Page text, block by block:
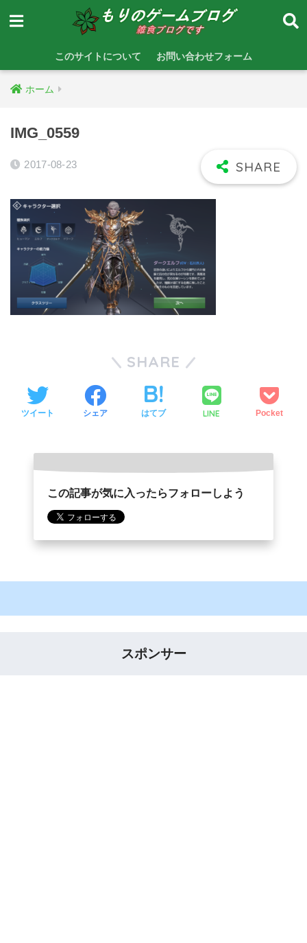
このサイトについて お問い合わせフォーム
ホーム
IMG_0559
2017-08-23
SHARE
ツイート シェア はてブ LINE Pocket
この記事が気に入ったらフォローしよう
スポンサー